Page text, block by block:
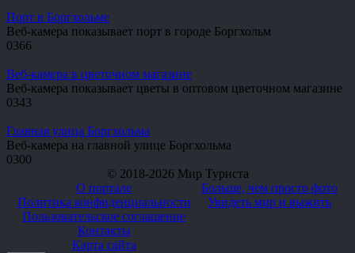
Порт в Боргхольме
Веб-камера показывает порт в городе Боргхольм
0366
Веб-камера в цветочном магазине
Веб-камера показывает цветы в оптовом цветочном магазине
0343
Главная улица Боргхольма
Веб-камера на главной улице Боргхольма
0300
© 2018-2026 Мир Туриста
О портале
Политика конфиденциальности
Пользовательское соглашение
Контакты
Карта сайта
Больше, чем просто фото
Увидеть мир и выжить